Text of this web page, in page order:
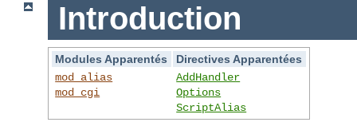
Introduction
Modules Apparentés
Directives Apparentées
mod_alias
mod_cgi
AddHandler
Options
ScriptAlias